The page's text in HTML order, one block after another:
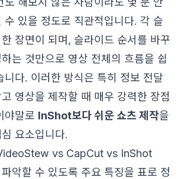
수 있을 정도로 직관적입니다. 각 슬
장면이 되며, 슬라이드 순서를 바꾸
는 것만으로 영상 전체의 흐름을 쉽
니다. 이러한 방식은 특히 정보 전달
영상을 제작할 때 매우 강력한 장점
야말로 InShot보다 쉬운 쇼츠 제작을
요소입니다.
vs CapCut vs InShot
악할 수 있도록 주요 특징을 표로 정